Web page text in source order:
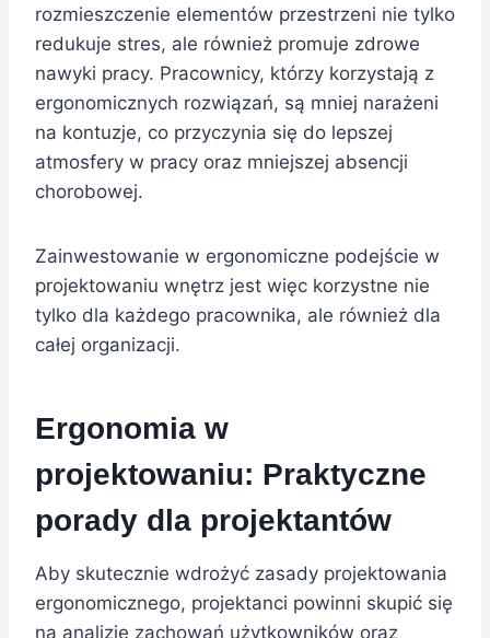
rozmieszczenie elementów przestrzeni nie tylko
redukuje stres, ale również promuje zdrowe
nawyki pracy. Pracownicy, którzy korzystają z
ergonomicznych rozwiązań, są mniej narażeni
na kontuzje, co przyczynia się do lepszej
atmosfery w pracy oraz mniejszej absencji
chorobowej.
Zainwestowanie w ergonomiczne podejście w
projektowaniu wnętrz jest więc korzystne nie
tylko dla każdego pracownika, ale również dla
całej organizacji.
Ergonomia w
projektowaniu: Praktyczne
porady dla projektantów
Aby skutecznie wdrożyć zasady projektowania
ergonomicznego, projektanci powinni skupić się
na analizie zachowań użytkowników oraz